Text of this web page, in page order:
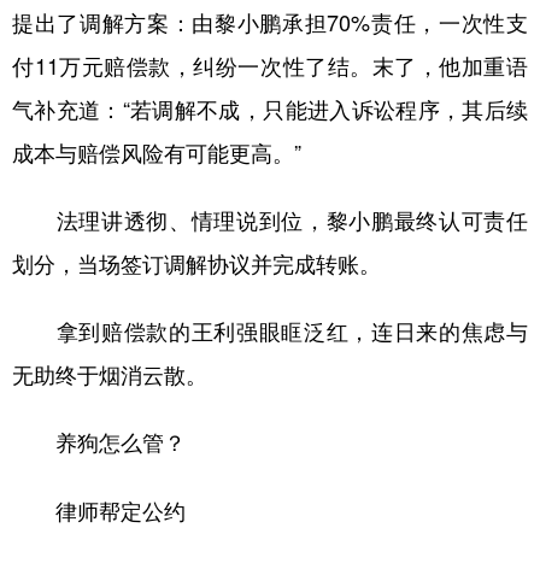
提出了调解方案：由黎小鹏承担70%责任，一次性支
付11万元赔偿款，纠纷一次性了结。末了，他加重语
气补充道：“若调解不成，只能进入诉讼程序，其后续
成本与赔偿风险有可能更高。”
法理讲透彻、情理说到位，黎小鹏最终认可责任
划分，当场签订调解协议并完成转账。
拿到赔偿款的王利强眼眶泛红，连日来的焦虑与
无助终于烟消云散。
养狗怎么管？
律师帮定公约